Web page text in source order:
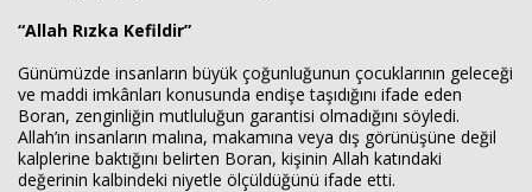
“Allah Rızka Kefildir”
Günümüzde insanların büyük çoğunluğunun çocuklarının geleceği
ve maddi imkânları konusunda endişe taşıdığını ifade eden
Boran, zenginliğin mutluluğun garantisi olmadığını söyledi.
Allah’ın insanların malına, makamına veya dış görünüşüne değil
kalplerine baktığını belirten Boran, kişinin Allah katındaki
değerinin kalbindeki niyetle ölçüldüğünü ifade etti.